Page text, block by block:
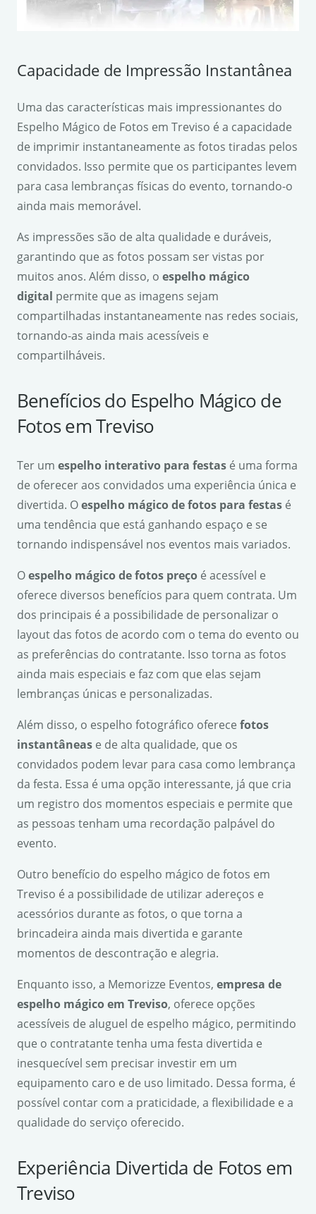
Capacidade de Impressão Instantânea
Uma das características mais impressionantes do
Espelho Mágico de Fotos em Treviso é a capacidade
de imprimir instantaneamente as fotos tiradas pelos
convidados. Isso permite que os participantes levem
para casa lembranças físicas do evento, tornando-o
ainda mais memorável.
As impressões são de alta qualidade e duráveis,
garantindo que as fotos possam ser vistas por
muitos anos. Além disso, o espelho mágico
digital permite que as imagens sejam
compartilhadas instantaneamente nas redes sociais,
tornando-as ainda mais acessíveis e
compartilháveis.
Benefícios do Espelho Mágico de
Fotos em Treviso
Ter um espelho interativo para festas é uma forma
de oferecer aos convidados uma experiência única e
divertida. Oespelho mágico de fotos para festas é
uma tendência que está ganhando espaço e se
tornando indispensável nos eventos mais variados.
Oespelho mágico de fotos preço é acessível e
oferece diversos benefícios para quem contrata. Um
dos principais é a possibilidade de personalizar o
layout das fotos de acordo com o tema do evento ou
as preferências do contratante. Isso torna as fotos
ainda mais especiais e faz com que elas sejam
lembranças únicas e personalizadas.
Além disso, o espelho fotográfico oferece fotos
instantâneas e de alta qualidade, que os
convidados podem levar para casa como lembrança
da festa. Essa é uma opção interessante, já que cria
um registro dos momentos especiais e permite que
as pessoas tenham uma recordação palpável do
evento.
Outro benefício do espelho mágico de fotos em
Treviso é a possibilidade de utilizar adereços e
acessórios durante as fotos, o que torna a
brincadeira ainda mais divertida e garante
momentos de descontração e alegria.
Enquanto isso, a Memorizze Eventos, empresa de
espelho mágico em Treviso, oferece opções
acessíveis de aluguel de espelho mágico, permitindo
que o contratante tenha uma festa divertida e
inesquecível sem precisar investir em um
equipamento caro e de uso limitado. Dessa forma, é
possível contar com a praticidade, a flexibilidade e a
qualidade do serviço oferecido.
Experiência Divertida de Fotos em
Treviso